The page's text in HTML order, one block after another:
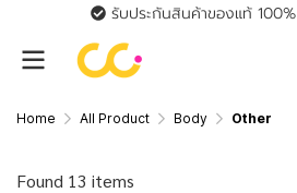
รับประกันสินค้าของแท้ 100%
Home All Product Body Other
Found 13 items